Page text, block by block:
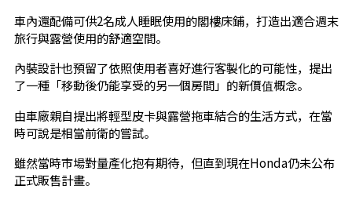
車內還配備可供2名成人睡眠使用的閣樓床鋪，打造出適合週末
旅行與露營使用的舒適空間。
內裝設計也預留了依照使用者喜好進行客製化的可能性，提出
了一種「移動後仍能享受的另一個房間」的新價值概念。
由車廠親自提出將輕型皮卡與露營拖車結合的生活方式，在當
時可說是相當前衛的嘗試。
雖然當時市場對量產化抱有期待，但直到現在Honda仍未公布
正式販售計畫。